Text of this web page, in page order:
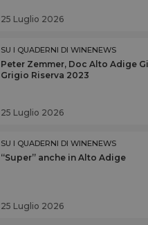
25 Luglio 2026
SU I QUADERNI DI WINENEWS
Peter Zemmer, Doc Alto Adige
Grigio Riserva 2023
25 Luglio 2026
SU I QUADERNI DI WINENEWS
“Super” anche in Alto Adige
25 Luglio 2026